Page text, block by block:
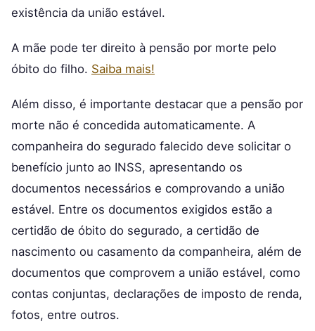
existência da união estável.
A mãe pode ter direito à pensão por morte pelo
óbito do filho. Saiba mais!
Além disso, é importante destacar que a pensão por
morte não é concedida automaticamente. A
companheira do segurado falecido deve solicitar o
benefício junto ao INSS, apresentando os
documentos necessários e comprovando a união
estável. Entre os documentos exigidos estão a
certidão de óbito do segurado, a certidão de
nascimento ou casamento da companheira, além de
documentos que comprovem a união estável, como
contas conjuntas, declarações de imposto de renda,
fotos, entre outros.